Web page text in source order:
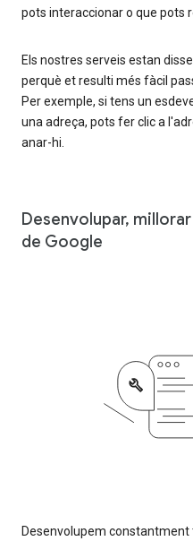
pots interaccionar o que pots
Els nostres serveis estan
perquè et resulti més fàcil
Per exemple, si tens un
una adreça, pots fer clic a
anar-hi.
Desenvolupar,
de Google
Desenvolupem